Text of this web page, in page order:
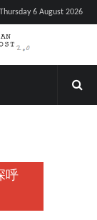
Thursday 6 August 2026
呼